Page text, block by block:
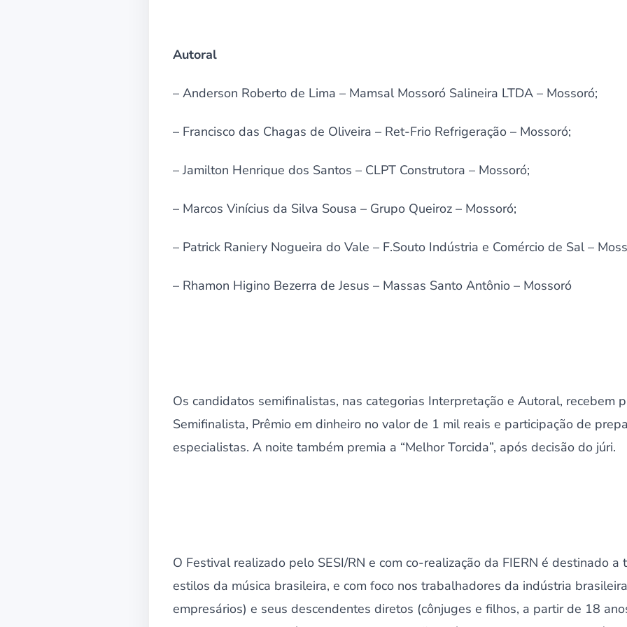
Autoral
– Anderson Roberto de Lima – Mamsal Mossoró Salineira LTDA – Mossoró;
– Francisco das Chagas de Oliveira – Ret-Frio Refrigeração – Mossoró;
– Jamilton Henrique dos Santos – CLPT Construtora – Mossoró;
– Marcos Vinícius da Silva Sousa – Grupo Queiroz – Mossoró;
– Patrick Raniery Nogueira do Vale – F.Souto Indústria e Comércio de Sal –
– Rhamon Higino Bezerra de Jesus – Massas Santo Antônio – Mossoró
Os candidatos semifinalistas, nas categorias Interpretação e Autoral, recebem
Semifinalista, Prêmio em dinheiro no valor de 1 mil reais e participação de
especialistas. A noite também premia a “Melhor Torcida”, após decisão do júri.
O Festival realizado pelo SESI/RN e com co-realização da FIERN é destinado a
estilos da música brasileira, e com foco nos trabalhadores da indústria
empresários) e seus descendentes diretos (cônjuges e filhos, a partir de 18